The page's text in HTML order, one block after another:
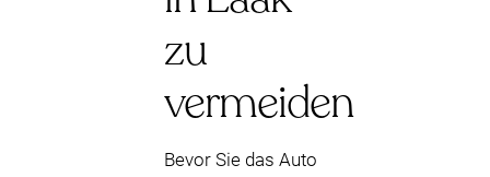
zu
vermeiden
Bevor Sie das Auto